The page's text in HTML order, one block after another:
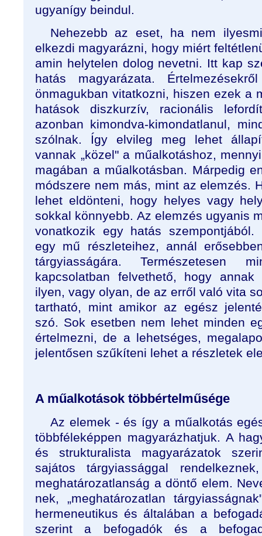
ugyanígy beindul.
Nehezebb az eset, ha nem
elkezdi magyarázni, hogy miért
amin helytelen dolog nevetni. Itt kap
hatás magyarázata.
önmagukban vitatkozni, hiszen ezek a
hatások diszkurzív, racionális
azonban kimondva-kimondatlanul,
szólnak. Így elvileg meg lehet
vannak „közel" a műalkotáshoz,
magában a műalkotásban. Márpedig
módszere nem más, mint az elemzés.
lehet eldönteni, hogy helyes vagy
sokkal könnyebb. Az elemzés ugyanis
vonatkozik egy hatás
egy mű részleteihez, annál
tárgyiasságára. Természetesen
kapcsolatban felvethető, hogy
ilyen, vagy olyan, de az erről való vita
tartható, mint amikor az egész
szó. Sok esetben nem lehet minden
értelmezni, de a lehetséges,
jelentősen szűkíteni lehet a részletek
A műalkotások többértelműsége
Az elemek - és így a műalkotás
többféleképpen magyarázhatjuk. A
és strukturalista magyarázatok
sajátos tárgyiassággal
meghatározatlanság a döntő elem.
nek, „meghatározatlan
hermeneutikus és általában a
szerint a befogadók és a